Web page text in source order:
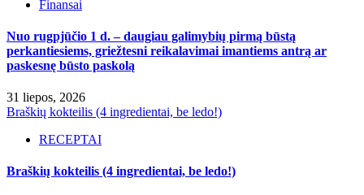
Finansai
Nuo rugpjūčio 1 d. – daugiau galimybių pirmą būstą
perkantiesiems, griežtesni reikalavimai imantiems antrą ar
paskesnę būsto paskolą
31 liepos, 2026
Braškių kokteilis (4 ingredientai, be ledo!)
RECEPTAI
Braškių kokteilis (4 ingredientai, be ledo!)